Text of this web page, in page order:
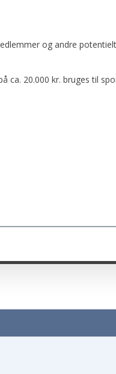
og andre potentielt
ca. 20.000 kr. bruges til